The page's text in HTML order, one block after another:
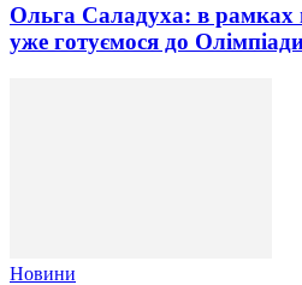
Ольга Саладуха: в рамках
уже готуємося до
Новини